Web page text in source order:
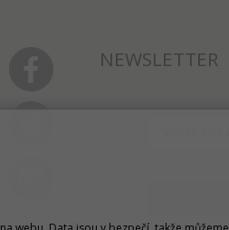
NEWSLETTER